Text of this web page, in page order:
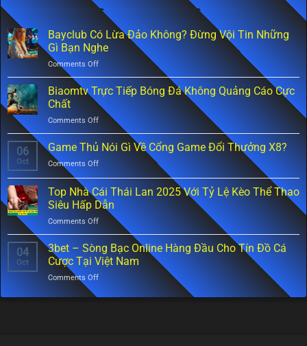
Bayclub Có Lừa Đảo Không? Đừng Vội Tin Những
Gì Bạn Nghe
Comments Offon
Bayclub
Có
Lừa
Đảo
Không?
Đừng
Vội
Gì
Bạn
Nghe
Biaomtv Trực Tiếp Bóng Đá Không Quảng Cáo Cực
Chất
Comments Offon
Biaomtv
Trực
Đá
Không
Quảng
Cáo
Chất
06
Oct
Game Thủ Nói Gì Về Cổng Game Đổi Thưởng X8?
Comments Offon
Thủ
Nói
Gì
Về
Cổng
Game
Đổi
Thưởng
X8?
Top Nhà Cái Thái Lan 2025 Với Tỷ Lệ Kèo Thể Thao
Siêu Hấp Dẫn
Comments Offon
Top
Nhà
Cái
Thái
Lan
04
Oct
3bet – Sòng Bạc Online Hàng Đầu Cho Tín Đồ Cá
Cược Tại Việt Nam
Comments Offon
–